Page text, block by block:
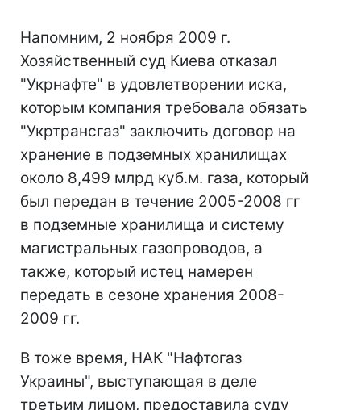
Напомним, 2 ноября 2009 г.
Хозяйственный суд Киева отказал
"Укрнафте" в удовлетворении иска,
которым компания требовала обязать
"Укртрансгаз" заключить договор на
хранение в подземных хранилищах
около 8,499 млрд куб.м. газа, который
был передан в течение 2005-2008 гг
в подземные хранилища и систему
магистральных газопроводов, а
также, который истец намерен
передать в сезоне хранения 2008-
2009 гг.
В тоже время, НАК "Нафтогаз
Украины", выступающая в деле
третьим лицом, предоставила суду